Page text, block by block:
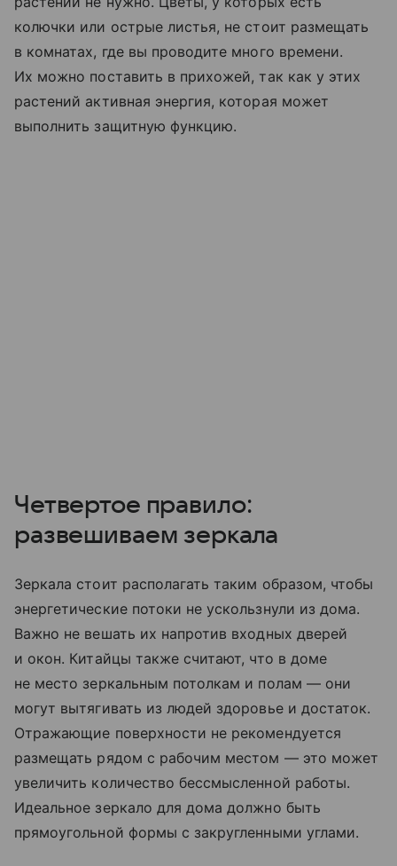
колючки или острые листья, не стоит размещать
в комнатах, где вы проводите много времени.
Их можно поставить в прихожей, так как у этих
растений активная энергия, которая может
выполнить защитную функцию.
Четвертое правило:
развешиваем зеркала
Зеркала стоит располагать таким образом, чтобы
энергетические потоки не ускользнули из дома.
Важно не вешать их напротив входных дверей
и окон. Китайцы также считают, что в доме
не место зеркальным потолкам и полам — они
могут вытягивать из людей здоровье и достаток.
Отражающие поверхности не рекомендуется
размещать рядом с рабочим местом — это может
увеличить количество бессмысленной работы.
Идеальное зеркало для дома должно быть
прямоугольной формы с закругленными углами.